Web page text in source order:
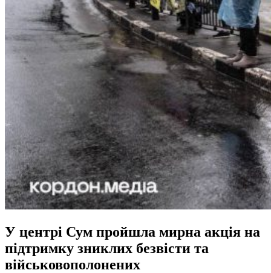
У центрі Сум пройшла мирна акція на
підтримку зниклих безвісти та
військовополонених